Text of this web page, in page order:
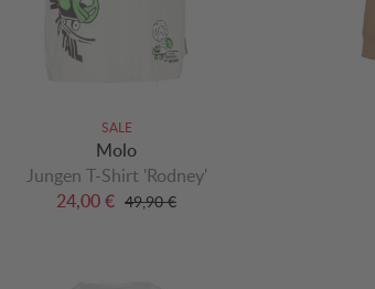
SALE
Molo
Jungen T-Shirt 'Rodney'
24,00 € 49,90 €